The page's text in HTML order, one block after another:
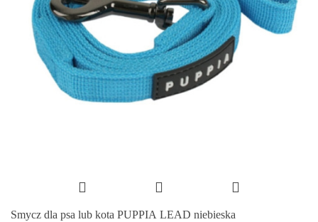
Smycz dla psa lub kota PUPPIA LEAD niebieska